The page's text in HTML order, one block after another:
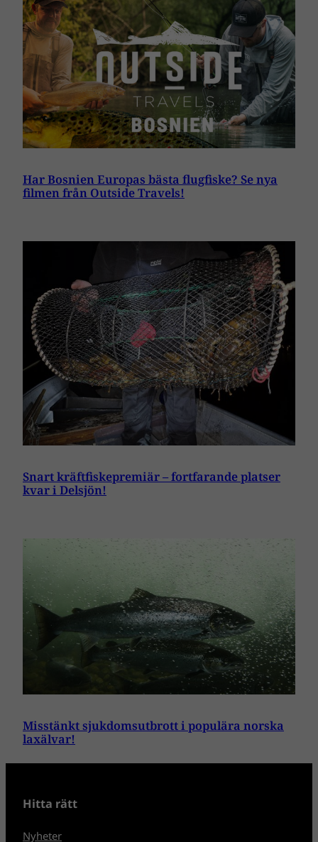
Har Bosnien Europas bästa flugfiske? Se nya
filmen från Outside Travels!
Snart kräftfiskepremiär – fortfarande platser
kvar i Delsjön!
Misstänkt sjukdomsutbrott i populära norska
laxälvar!
Hitta rätt
Nyheter